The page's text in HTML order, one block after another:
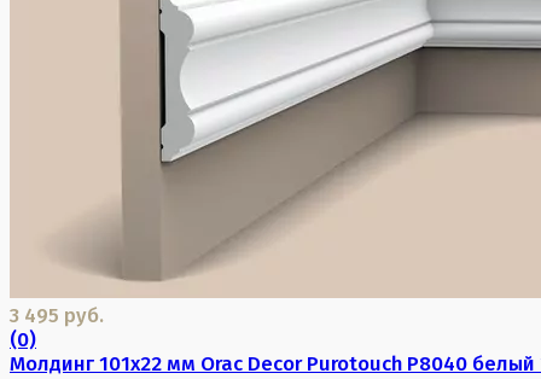
3 495 руб.
(0)
Молдинг 101х22 мм Orac Decor Purotouch P8040 белый